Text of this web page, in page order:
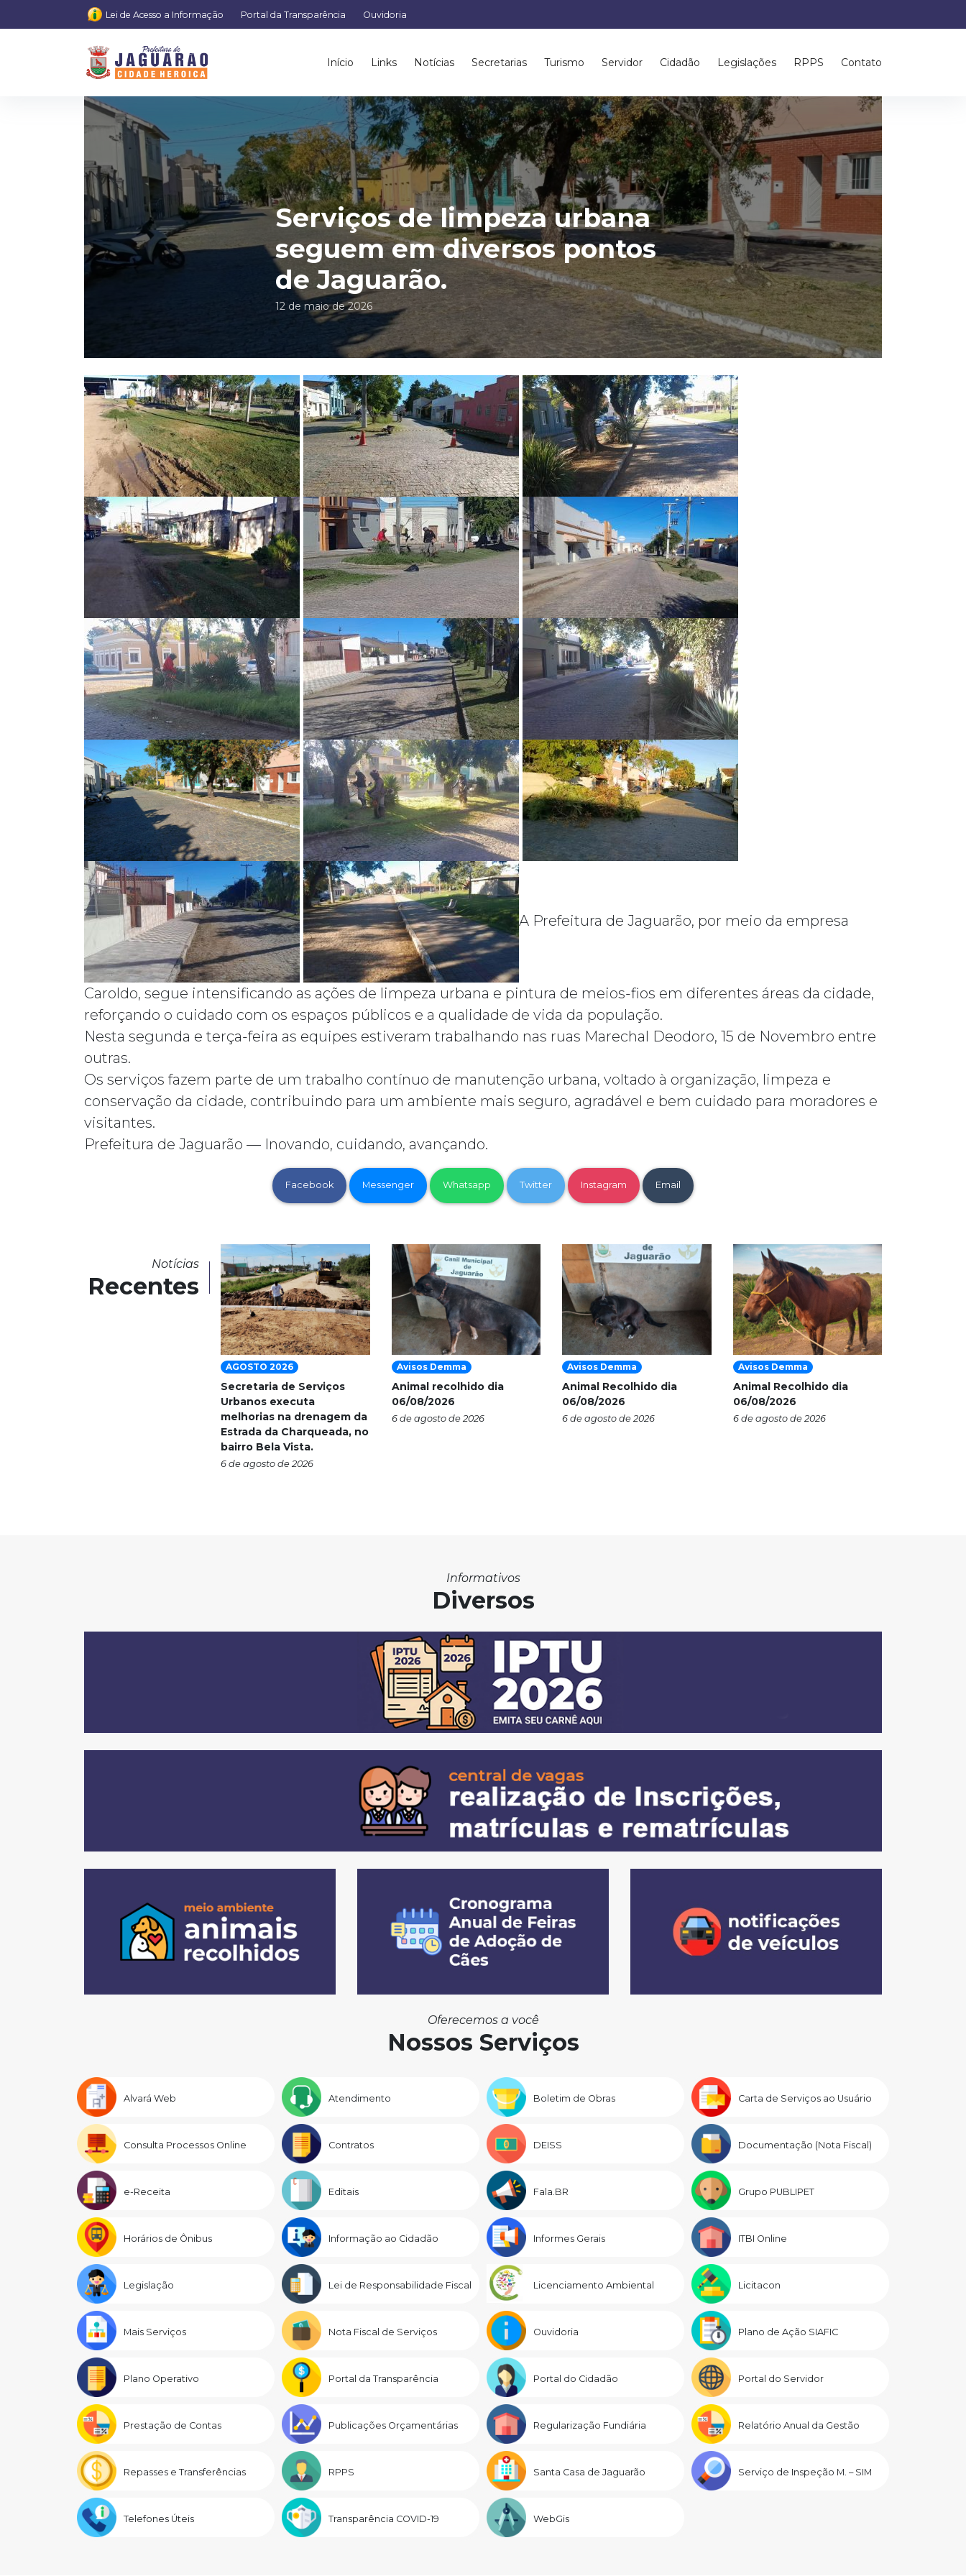
Lei de Acesso a Informação Portal da Transparência Ouvidoria
Início Links Notícias Secretarias Turismo Servidor Cidadão Legislações RPPS Contato
Serviços de limpeza urbana
seguem em diversos pontos
de Jaguarão.
12 de maio de 2026
A Prefeitura de Jaguarão, por meio da empresa
Caroldo, segue intensificando as ações de limpeza urbana e pintura de meios-fios em diferentes áreas da cidade,
reforçando o cuidado com os espaços públicos e a qualidade de vida da população.
Nesta segunda e terça-feira as equipes estiveram trabalhando nas ruas Marechal Deodoro, 15 de Novembro entre
outras.
Os serviços fazem parte de um trabalho contínuo de manutenção urbana, voltado à organização, limpeza e
conservação da cidade, contribuindo para um ambiente mais seguro, agradável e bem cuidado para moradores e
visitantes.
Prefeitura de Jaguarão — Inovando, cuidando, avançando.
Facebook Messenger Whatsapp Twitter Instagram Email
Notícias
Recentes
AGOSTO 2026
Secretaria de Serviços
Urbanos executa
melhorias na drenagem da
Estrada da Charqueada, no
bairro Bela Vista.
6 de agosto de 2026
Avisos Demma
Animal recolhido dia
06/08/2026
6 de agosto de 2026
Avisos Demma
Animal Recolhido dia
06/08/2026
6 de agosto de 2026
Avisos Demma
Animal Recolhido dia
06/08/2026
6 de agosto de 2026
Informativos
Diversos
Oferecemos a você
Nossos Serviços
Alvará Web Atendimento Boletim de Obras Carta de Serviços ao Usuário
Consulta Processos Online Contratos DEISS Documentação (Nota Fiscal)
e-Receita Editais Fala.BR Grupo PUBLIPET
Horários de Ônibus Informação ao Cidadão Informes Gerais ITBI Online
Legislação Lei de Responsabilidade Fiscal Licenciamento Ambiental Licitacon
Mais Serviços Nota Fiscal de Serviços Ouvidoria Plano de Ação SIAFIC
Plano Operativo Portal da Transparência Portal do Cidadão Portal do Servidor
Prestação de Contas Publicações Orçamentárias Regularização Fundiária Relatório Anual da Gestão
Repasses e Transferências RPPS Santa Casa de Jaguarão Serviço de Inspeção M. – SIM
Telefones Úteis Transparência COVID-19 WebGis